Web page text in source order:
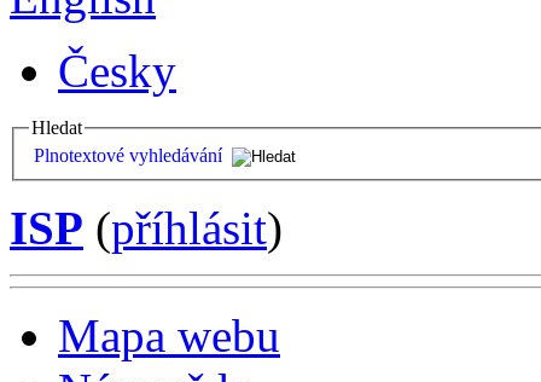
Česky
Hledat
Plnotextové vyhledávání
ISP (příhlásit)
Mapa webu